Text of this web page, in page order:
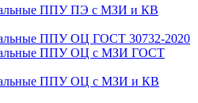
ППУ ПЭ с МЗИ и КВ
ППУ ОЦ ГОСТ 30732-2020
ППУ ОЦ с МЗИ ГОСТ
ППУ ОЦ с МЗИ и КВ